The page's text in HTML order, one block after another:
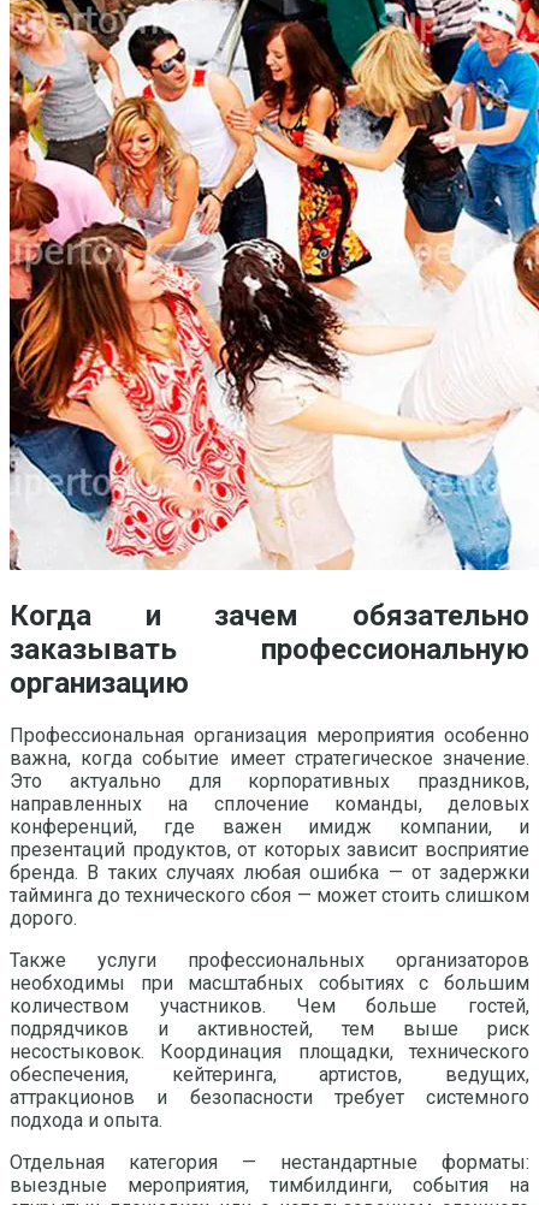
Когда и зачем обязательно
заказывать профессиональную
организацию
Профессиональная организация мероприятия особенно
важна, когда событие имеет стратегическое значение.
Это актуально для корпоративных праздников,
направленных на сплочение команды, деловых
конференций, где важен имидж компании, и
презентаций продуктов, от которых зависит восприятие
бренда. В таких случаях любая ошибка — от задержки
тайминга до технического сбоя — может стоить слишком
дорого.
Также услуги профессиональных организаторов
необходимы при масштабных событиях с большим
количеством участников. Чем больше гостей,
подрядчиков и активностей, тем выше риск
несостыковок. Координация площадки, технического
обеспечения, кейтеринга, артистов, ведущих,
аттракционов и безопасности требует системного
подхода и опыта.
Отдельная категория — нестандартные форматы:
выездные мероприятия, тимбилдинги, события на